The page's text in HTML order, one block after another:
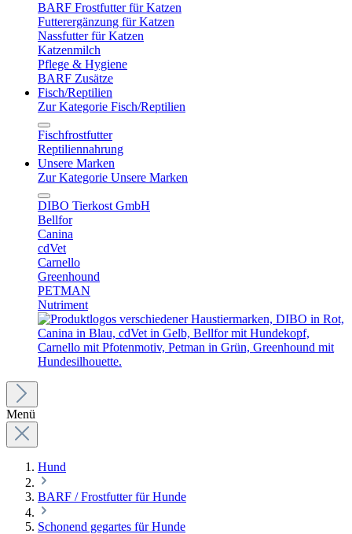
BARF Frostfutter für Katzen
Futterergänzung für Katzen
Nassfutter für Katzen
Katzenmilch
Pflege & Hygiene
BARF Zusätze
Fisch/Reptilien
Zur Kategorie Fisch/Reptilien
Fischfrostfutter
Reptiliennahrung
Unsere Marken
Zur Kategorie Unsere Marken
DIBO Tierkost GmbH
Bellfor
Canina
cdVet
Carnello
Greenhound
PETMAN
Nutriment
Menü
Hund
BARF / Frostfutter für Hunde
Schonend gegartes für Hunde